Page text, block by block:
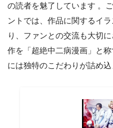
の読者を魅了しています 。
ントでは、作品に関するイ
り、ファンとの交流も大切
作を「超絶中二病漫画」と
には独特のこだわりが詰め込